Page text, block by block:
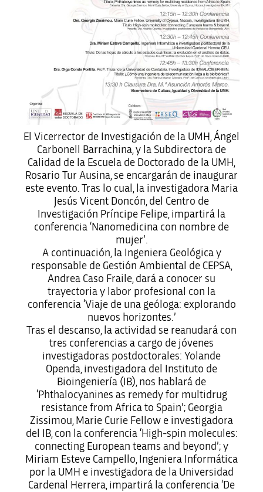
El Vicerrector de Investigación de la UMH, Ángel
Carbonell Barrachina, y la Subdirectora de
Calidad de la Escuela de Doctorado de la UMH,
Rosario Tur Ausina, se encargarán de inaugurar
este evento. Tras lo cual, la investigadora Maria
Jesús Vicent Doncón, del Centro de
Investigación Príncipe Felipe, impartirá la
conferencia ‘Nanomedicina con nombre de
mujer’.
A continuación, la Ingeniera Geológica y
responsable de Gestión Ambiental de CEPSA,
Andrea Caso Fraile, dará a conocer su
trayectoria y labor profesional con la
conferencia ‘Viaje de una geóloga: explorando
nuevos horizontes.’
Tras el descanso, la actividad se reanudará con
tres conferencias a cargo de jóvenes
investigadoras postdoctorales: Yolande
Openda, investigadora del Instituto de
Bioingeniería (IB), nos hablará de
‘Phthalocyanines as remedy for multidrug
resistance from Africa to Spain’; Georgia
Zissimou, Marie Curie Fellow e investigadora
del IB, con la conferencia ‘High-spin molecules:
connecting European teams and beyond’; y
Miriam Esteve Campello, Ingeniera Informática
por la UMH e investigadora de la Universidad
Cardenal Herrera, impartirá la conferencia ‘De